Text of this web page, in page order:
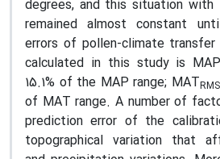
degrees, and this situation
remained almost constant
errors of pollen-climate
calculated in this study is
15.1% of the MAP range; MAT
of MAT range. A number of
prediction error of the
topographical variation that